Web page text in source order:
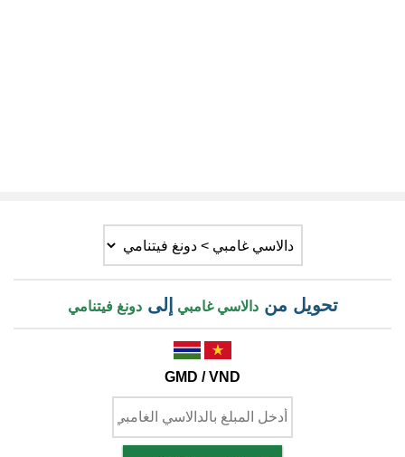
تحويل مندالاسي غامبي إلىدونغ فيتنامي
GMD / VND